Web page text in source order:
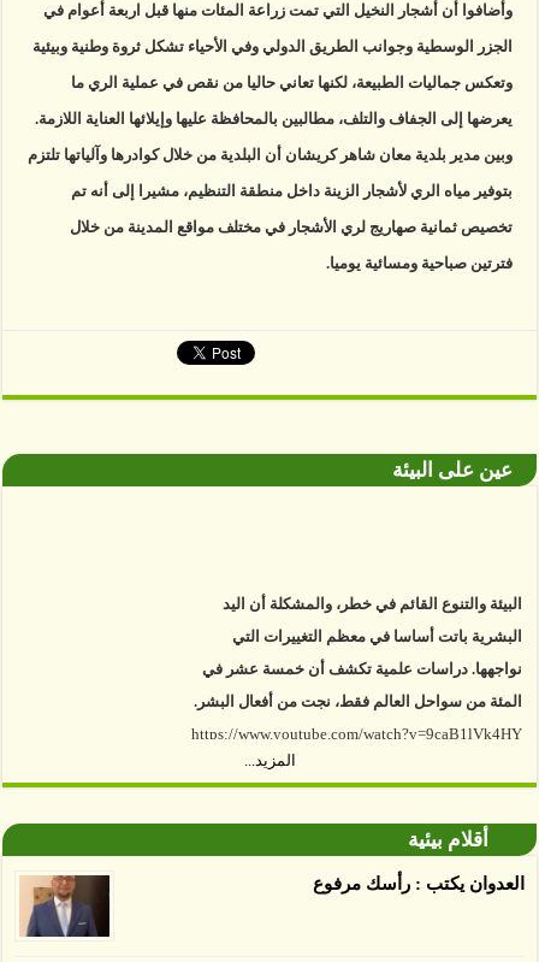
وأضافوا أن أشجار النخيل التي تمت زراعة المئات منها قبل اربعة أعوام في
الجزر الوسطية وجوانب الطريق الدولي وفي الأحياء تشكل ثروة وطنية وبيئية
وتعكس جماليات الطبيعة، لكنها تعاني حاليا من نقص في عملية الري ما
يعرضها إلى الجفاف والتلف، مطالبين بالمحافظة عليها وإيلائها العناية اللازمة.
وبين مدير بلدية معان شاهر كريشان أن البلدية من خلال كوادرها وآلياتها تلتزم
بتوفير مياه الري لأشجار الزينة داخل منطقة التنظيم، مشيرا إلى أنه تم
تخصيص ثمانية صهاريج لري الأشجار في مختلف مواقع المدينة من خلال
فترتين صباحية ومسائية يوميا.
عين على البيئة
توصل العلماء إلى أن غابات زيت النخيل التي تم
الأرض غير المعتمدة، وذلك حسب دراسة كشفت
الغطاء عن أي ادعاءات تقول بأن الزيت يمكن ألا
المزيد...
أقلام بيئية
العدوان يكتب : رأسك مرفوع